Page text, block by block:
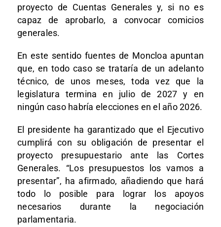
proyecto de Cuentas Generales y, si no es
capaz de aprobarlo, a convocar comicios
generales.
En este sentido fuentes de Moncloa apuntan
que, en todo caso se trataría de un adelanto
técnico, de unos meses, toda vez que la
legislatura termina en julio de 2027 y en
ningún caso habría elecciones en el año 2026.
El presidente ha garantizado que el Ejecutivo
cumplirá con su obligación de presentar el
proyecto presupuestario ante las Cortes
Generales. “Los presupuestos los vamos a
presentar”, ha afirmado, añadiendo que hará
todo lo posible para lograr los apoyos
necesarios durante la negociación
parlamentaria.